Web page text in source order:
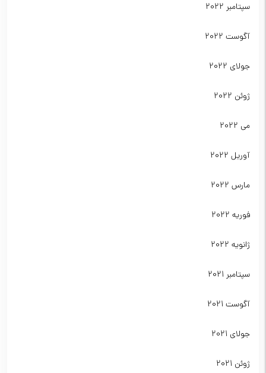
سپتامبر 2022
آگوست 2022
جولای 2022
ژوئن 2022
می 2022
آوریل 2022
مارس 2022
فوریه 2022
ژانویه 2022
سپتامبر 2021
آگوست 2021
جولای 2021
ژوئن 2021